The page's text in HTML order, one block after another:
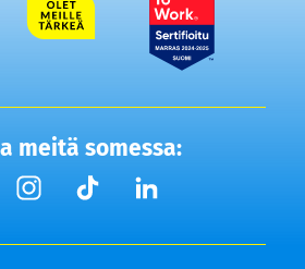
meitä somessa: